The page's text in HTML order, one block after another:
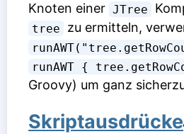
Knoten einer JTree
tree zu ermitteln,
runAWT {
Groovy) um ganz
Skriptausdrücke